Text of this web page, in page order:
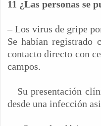
11 ¿Las personas se
– Los virus de gripe
Se habían registrado
contacto directo con
campos.
Su presentación
desde una infección